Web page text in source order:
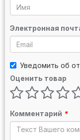
Электронная
Уведомить об
Оценить товар
Комментарий *